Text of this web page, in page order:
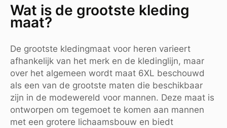
Wat is de grootste kleding
maat?
De grootste kledingmaat voor heren varieert
afhankelijk van het merk en de kledinglijn, maar
over het algemeen wordt maat 6XL beschouwd
als een van de grootste maten die beschikbaar
zijn in de modewereld voor mannen. Deze maat is
ontworpen om tegemoet te komen aan mannen
met een grotere lichaamsbouw en biedt